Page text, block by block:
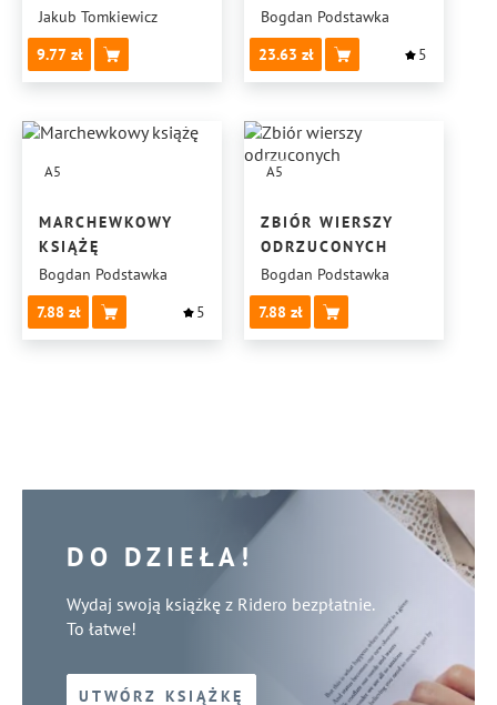
Jakub Tomkiewicz
9.77
Bogdan Podstawka
23.63
5
A5
MARCHEWKOWY
KSIĄŻĘ
Bogdan Podstawka
7.88
5
A5
ZBIÓR WIERSZY
ODRZUCONYCH
Bogdan Podstawka
7.88
DO DZIEŁA!
Wydaj swoją książkę z Ridero bezpłatnie.
To łatwe!
UTWÓRZ KSIĄŻKĘ